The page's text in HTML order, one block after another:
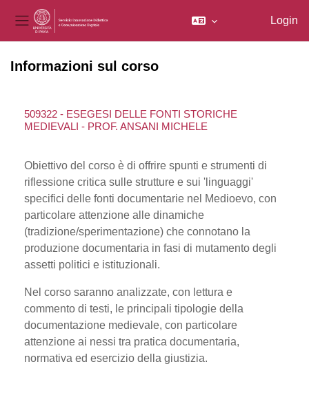
Pannello laterale
Login
Informazioni sul corso
509322 - ESEGESI DELLE FONTI STORICHE
MEDIEVALI - PROF. ANSANI MICHELE
Obiettivo del corso è di offrire spunti e strumenti di
riflessione critica sulle strutture e sui 'linguaggi'
specifici delle fonti documentarie nel Medioevo, con
particolare attenzione alle dinamiche
(tradizione/sperimentazione) che connotano la
produzione documentaria in fasi di mutamento degli
assetti politici e istituzionali.
Nel corso saranno analizzate, con lettura e
commento di testi, le principali tipologie della
documentazione medievale, con particolare
attenzione ai nessi tra pratica documentaria,
normativa ed esercizio della giustizia.